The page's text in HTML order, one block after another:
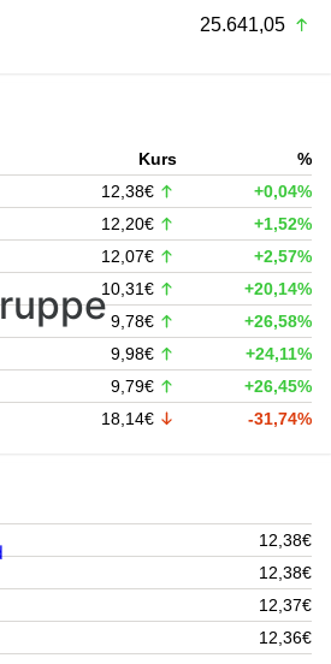
25.641,05
Kurs
%
12,38€
+0,04%
12,20€
+1,52%
12,07€
+2,57%
10,31€
+20,14%
9,78€
+26,58%
9,98€
+24,11%
9,79€
+26,45%
18,14€ -31,74%
12,38€
12,38€
12,37€
12,36€